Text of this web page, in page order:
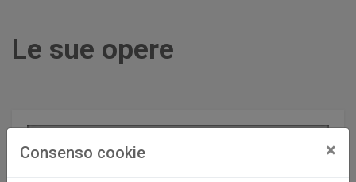
Consenso cookie ×
Le sue opere